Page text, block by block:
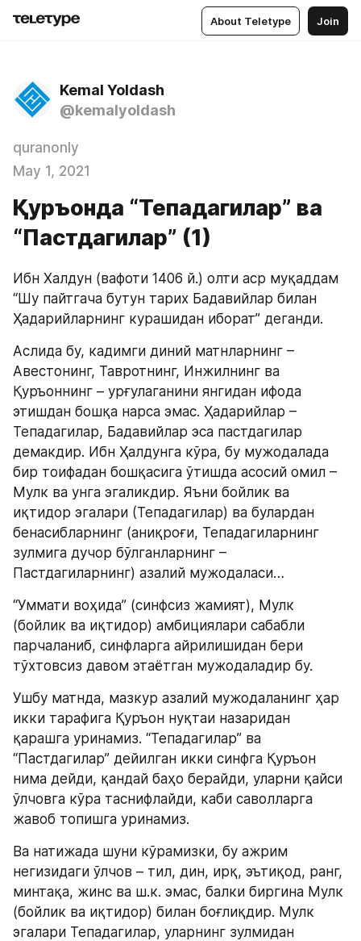
About Teletype Join
Kemal Yoldash
@kemalyoldash
quranonly
May 1, 2021
Қуръонда “Тепадагилар” ва
“Пастдагилар” (1)
Ибн Халдун (вафоти 1406 й.) олти аср муқаддам
“Шу пайтгача бутун тарих Бадавийлар билан
Ҳадарийларнинг курашидан иборат” деганди.
Аслида бу, кадимги диний матнларнинг –
Авестонинг, Тавротнинг, Инжилнинг ва
Қуръоннинг – урғулаганини янгидан ифода
этишдан бошқа нарса эмас. Ҳадарийлар –
Тепадагилар, Бадавийлар эса пастдагилар
демакдир. Ибн Ҳалдунга кўра, бу мужодалада
бир тоифадан бошқасига ўтишда асосий омил –
Мулк ва унга эгаликдир. Яъни бойлик ва
иқтидор эгалари (Тепадагилар) ва булардан
бенасибларнинг (аниқроғи, Тепадагиларнинг
зулмига дучор бўлганларнинг –
Пастдагиларнинг) азалий мужодаласи…
“Уммати воҳида” (синфсиз жамият), Мулк
(бойлик ва иқтидор) амбициялари сабабли
парчаланиб, синфларга айрилишидан бери
тўхтовсиз давом этаётган мужодаладир бу.
Ушбу матнда, мазкур азалий мужодаланинг ҳар
икки тарафига Қуръон нуқтаи назаридан
қарашга уринамиз. “Тепадагилар” ва
“Пастдагилар” дейилган икки синфга Қуръон
нима дейди, қандай баҳо берайди, уларни қайси
ўлчовга кўра таснифлайди, каби саволларга
жавоб топишга уринамиз.
Ва натижада шуни кўрамизки, бу ажрим
негизидаги ўлчов – тил, дин, ирқ, эътиқод, ранг,
минтақа, жинс ва ш.к. эмас, балки биргина Мулк
(бойлик ва иқтидор) билан боғлиқдир. Мулк
эгалари Тепадагилар, уларнинг зулмидан